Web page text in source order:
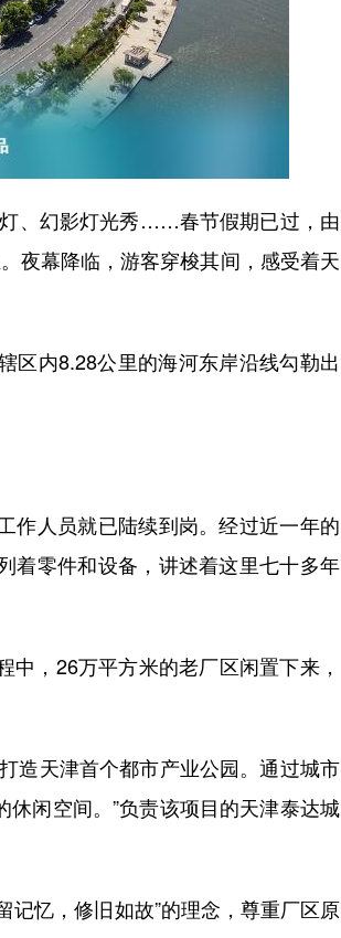
、幻影灯光秀……春节假期已过，由
夜幕降临，游客穿梭其间，感受着天
内8.28公里的海河东岸沿线勾勒出
人员就已陆续到岗。经过近一年的
着零件和设备，讲述着这里七十多年
，26万平方米的老厂区闲置下来，
天津首个都市产业公园。通过城市
闲空间。”负责该项目的天津泰达城
忆，修旧如故”的理念，尊重厂区原